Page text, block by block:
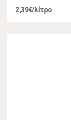
2,39€/λίτρο